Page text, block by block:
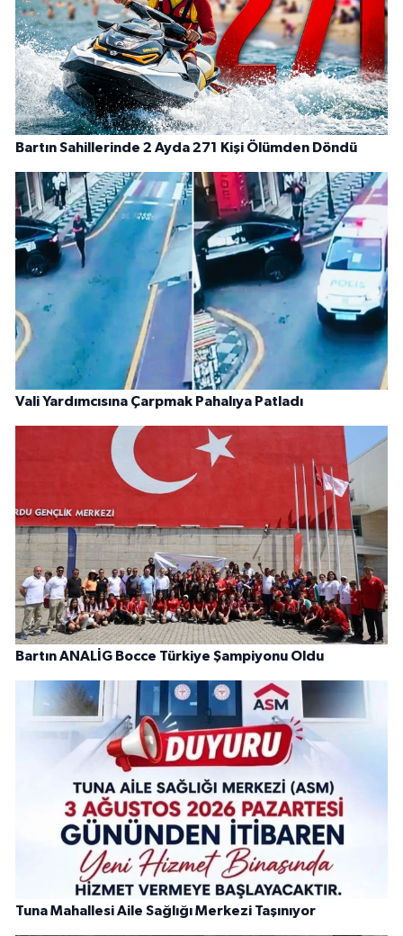
Bartın Sahillerinde 2 Ayda 271 Kişi Ölümden Döndü
Vali Yardımcısına Çarpmak Pahalıya Patladı
Bartın ANALİG Bocce Türkiye Şampiyonu Oldu
Tuna Mahallesi Aile Sağlığı Merkezi Taşınıyor